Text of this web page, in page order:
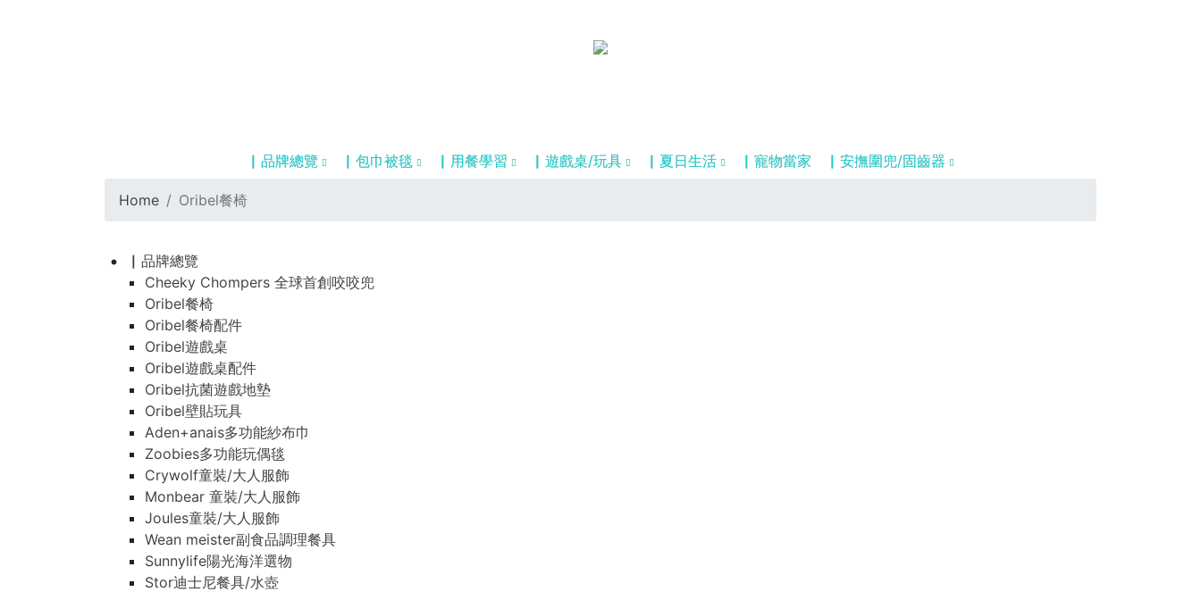
▏品牌總覽 ▏包巾被毯 ▏用餐學習 ▏遊戲桌/玩具 ▏夏日生活 ▏寵物當家 ▏安撫圍兜/固齒器
Home Oribel餐椅
▏品牌總覽
Cheeky Chompers 全球首創咬咬兜
Oribel餐椅
Oribel餐椅配件
Oribel遊戲桌
Oribel遊戲桌配件
Oribel抗菌遊戲地墊
Oribel壁貼玩具
Aden+anais多功能紗布巾
Zoobies多功能玩偶毯
Crywolf童裝/大人服飾
Monbear 童裝/大人服飾
Joules童裝/大人服飾
Wean meister副食品調理餐具
Sunnylife陽光海洋選物
Stor迪士尼餐具/水壺